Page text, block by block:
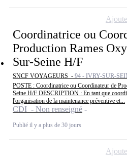
Coordinatrice ou
Production Rames
Sur-Seine H/F
SNCF VOYAGEURS - 94 - IVRY-SUR-
POSTE : Coordinatrice ou Coordinateur de
Seine H/F DESCRIPTION : En tant que
l'organisation de la maintenance préventive et...
CDI - Non renseigné
Publié il y a plus de 30 jours